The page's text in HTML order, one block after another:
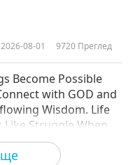
2020-05-11 3522Преглед
Новини
2020-05-12
2026-08-01 9720 Преглед
Become Possible
with GOD and
Wisdom. Life
Like Struggle When
on Our Ego
2026-08-01 1450